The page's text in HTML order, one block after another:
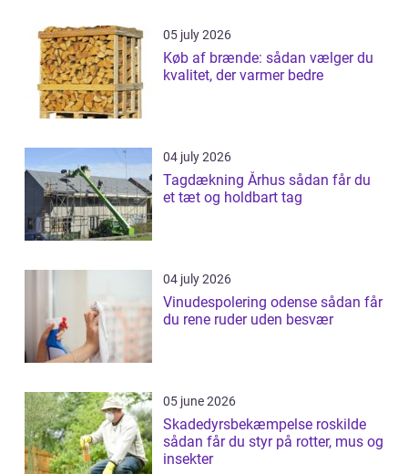
05 july 2026
Køb af brænde: sådan vælger du
kvalitet, der varmer bedre
04 july 2026
Tagdækning Århus sådan får du
et tæt og holdbart tag
04 july 2026
Vinudespolering odense sådan får
du rene ruder uden besvær
05 june 2026
Skadedyrsbekæmpelse roskilde
sådan får du styr på rotter, mus og
insekter